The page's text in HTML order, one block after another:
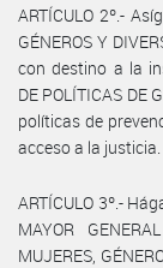
ARTÍCULO 2º.-
GÉNEROS Y
con destino a la
DE POLÍTICAS DE
políticas de
acceso a la justicia.
ARTÍCULO 3º.-
MAYOR
MUJERES,